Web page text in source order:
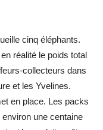
cinq éléphants.
réalité le poids total
collecteurs dans
et les Yvelines.
en place. Les packs
une centaine